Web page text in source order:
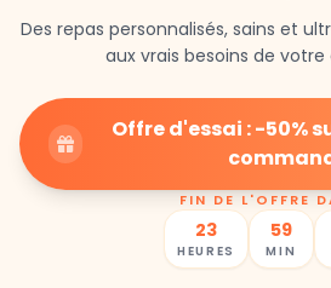
Des repas personnalisés, sains et
aux vrais besoins de
Offre d'essai : -50%
FIN DE L'OFFRE
23
HEURES
59
MIN